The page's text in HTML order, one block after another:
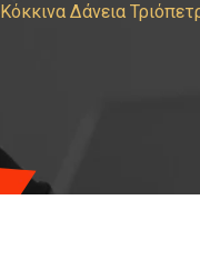
Κόκκινα Δάνεια